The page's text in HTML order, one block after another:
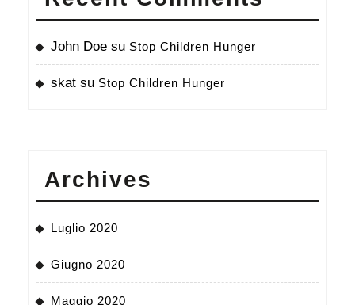
John Doe su Stop Children Hunger
skat su Stop Children Hunger
Archives
Luglio 2020
Giugno 2020
Maggio 2020